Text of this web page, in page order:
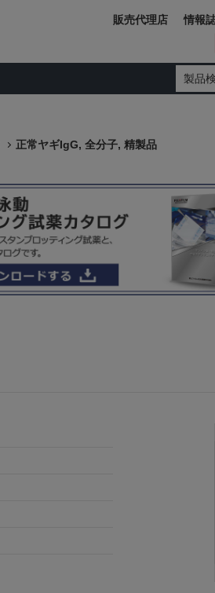
製品
販売代理店 情報
正常ヤギIgG, 全分子, 精製品